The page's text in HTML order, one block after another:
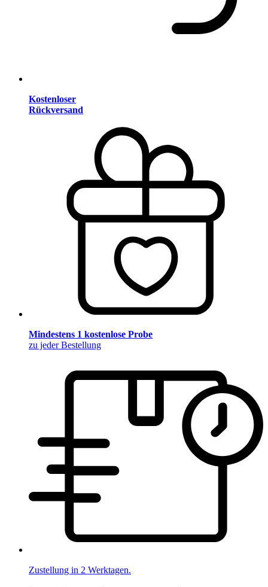
Kostenloser
Rückversand
Mindestens 1 kostenlose Probe
zu jeder Bestellung
Zustellung in 2 Werktagen.